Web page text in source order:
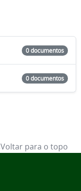
0 documentos
0 documentos
Voltar para o topo